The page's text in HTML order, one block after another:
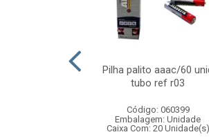
Pilha palito aaac/60
tubo ref r03
Código: 060399
Embalagem: Unidade
Caixa Com: 20 Unidade(s)